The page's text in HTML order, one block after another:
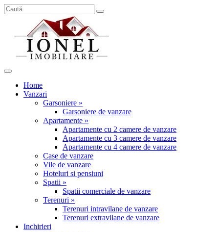
Home
Vanzari
Garsoniere »
Garsoniere de vanzare
Apartamente »
Apartamente cu 2 camere de vanzare
Apartamente cu 3 camere de vanzare
Apartamente cu 4 camere de vanzare
Case de vanzare
Vile de vanzare
Hoteluri si pensiuni
Spatii »
Spatii comerciale de vanzare
Terenuri »
Terenuri intravilane de vanzare
Terenuri extravilane de vanzare
Inchirieri